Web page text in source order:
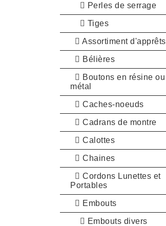
Perles de serrage
Tiges
Assortiment d'apprêts
Bélières
Boutons en résine ou
métal
Caches-noeuds
Cadrans de montre
Calottes
Chaines
Cordons Lunettes et
Portables
Embouts
Embouts divers